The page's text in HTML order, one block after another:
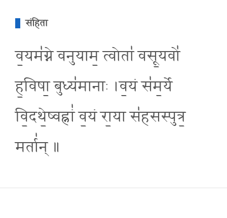
संहिता
व॒यम॑ग्ने वनुयाम॒ त्वोता॑ वसू॒यवो॑
ह॒विषा॒ बुध्य॑मानाः ।व॒यं स॑म॒र्ये
वि॒दथे॒ष्वह्नां॑ व॒यं रा॒या स॑हसस्पुत्र॒
मर्ता॑न् ॥